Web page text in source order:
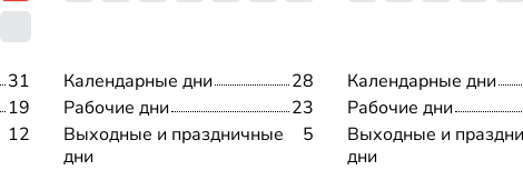
31
19
12
Календарные дни
28
Рабочие дни
23
Выходные и праздничные
дни
5
Календарные дни
Рабочие дни
Выходные и
дни